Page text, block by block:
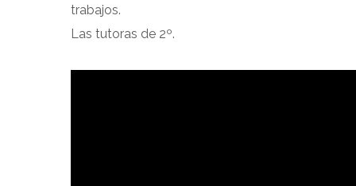
trabajos.
Las tutoras de 2º.